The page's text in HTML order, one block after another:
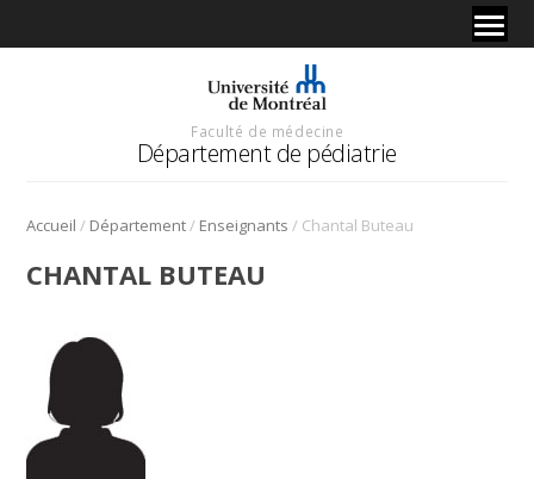
Faculté de médecine
Département de pédiatrie
Accueil / Département/ Enseignants / Chantal Buteau
CHANTAL BUTEAU